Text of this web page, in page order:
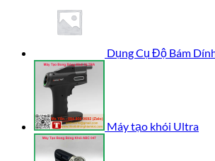
Dụng Cụ Độ Bám
Máy tạo khói Ultra